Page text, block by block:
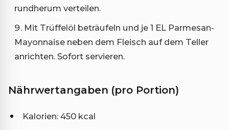
rundherum verteilen.
Mit Trüffelöl beträufeln und je 1 EL Parmesan-
Mayonnaise neben dem Fleisch auf dem Teller
anrichten. Sofort servieren.
Nährwertangaben (pro Portion)
Kalorien: 450 kcal